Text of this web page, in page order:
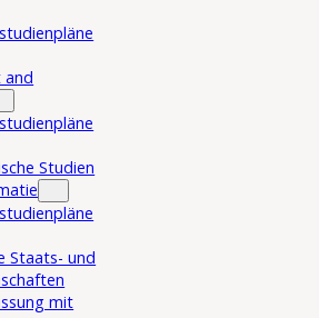
and
Studien
Staats- und
mit